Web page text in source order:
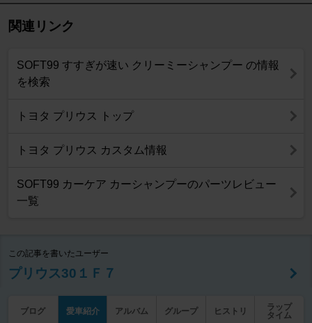
関連リンク
SOFT99 すすぎが速い クリーミーシャンプー の情報
を検索
トヨタ プリウス トップ
トヨタ プリウス カスタム情報
SOFT99 カーケア カーシャンプーのパーツレビュー
一覧
この記事を書いたユーザー
プリウス30１Ｆ７
ブログ 愛車紹介 アルバム グループ ヒストリ
ラップ
タイム